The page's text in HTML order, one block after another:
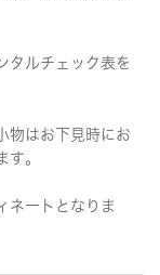
タルチェック表を
物はお下見時にお
す。
ネートとなりま